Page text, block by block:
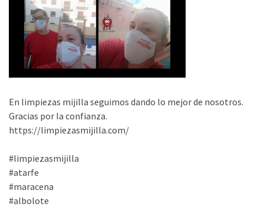
En limpiezas mijilla seguimos dando lo mejor de nosotros.
Gracias por la confianza.
https://limpiezasmijilla.com/
#limpiezasmijilla
#atarfe
#maracena
#albolote